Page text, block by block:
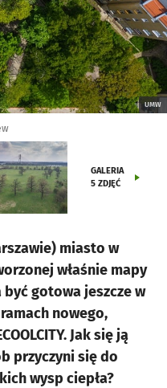
UMW
GALERIA
5 ZDJĘĆ
miasto w
właśnie mapy
gotowa jeszcze w
nowego,
Jak się ją
przyczyni się do
wysp ciepła?